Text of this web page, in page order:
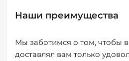
Наши преимущества
Мы заботимся о том, чтобы
доставлял вам только